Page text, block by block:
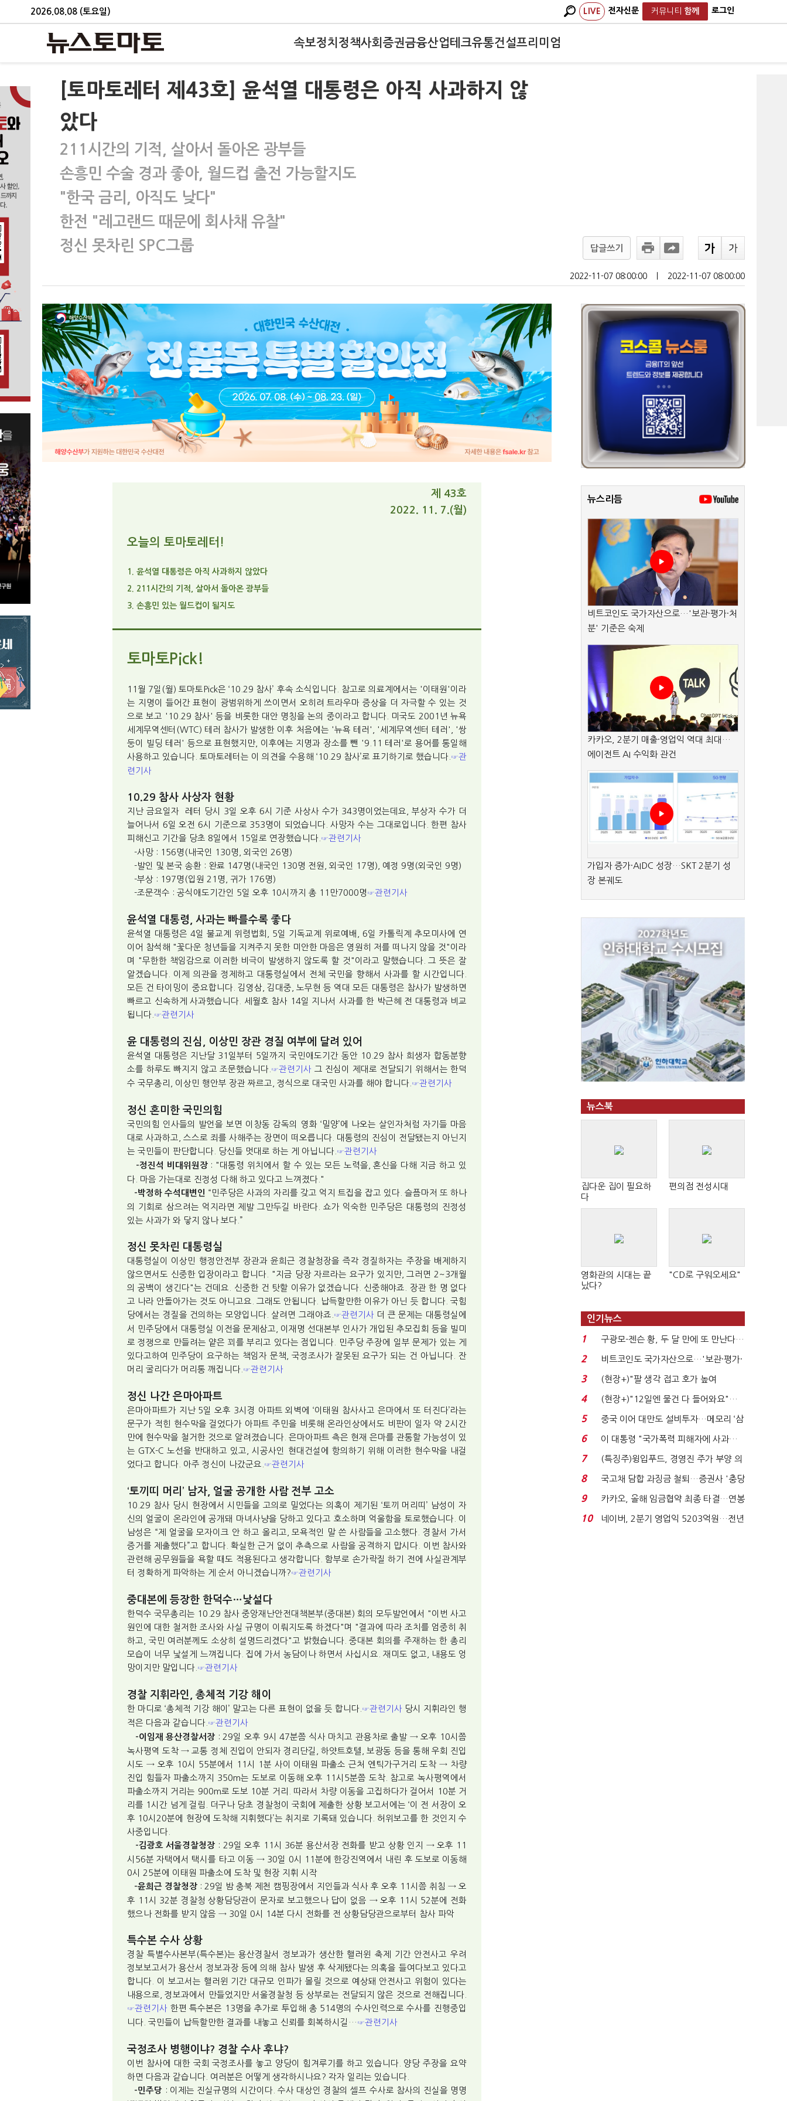
2026.08.08 (토요일) LIVE 전자신문 커뮤니티 함께 로그인
속보정치 정책사회 증권금융산업테크유통건설프리미엄
[토마토레터 제43호] 윤석열 대통령은 아직 사과하지 않
았다
211시간의 기적, 살아서 돌아온 광부들
손흥민 수술 경과 좋아, 월드컵 출전 가능할지도
"한국 금리, 아직도 낮다"
한전 "레고랜드 때문에 회사채 유찰"
정신 못차린 SPC그룹
답글쓰기
2022-11-07 08:00:00 2022-11-07 08:00:00
제 43호
2022. 11. 7.(월)
오늘의 토마토레터!
1. 윤석열 대통령은 아직 사과하지 않았다
2. 211시간의 기적, 살아서 돌아온 광부들
3. 손흥민 있는 월드컵이 될지도
토마토Pick!
11월 7일(월) 토마토Pick은 ‘10.29 참사’ 후속 소식입니다. 참고로 의료계에서는 '이태원'이라
는 지명이 들어간 표현이 광범위하게 쓰이면서 오히려 트라우마 증상을 더 자극할 수 있는 것
으로 보고 '10.29 참사' 등을 비롯한 대안 명칭을 논의 중이라고 합니다. 미국도 2001년 뉴욕
세계무역센터(WTC) 테러 참사가 발생한 이후 처음에는 '뉴욕 테러', '세계무역센터 테러', '쌍
둥이 빌딩 테러' 등으로 표현했지만, 이후에는 지명과 장소를 뺀 '9.11 테러'로 용어를 통일해
사용하고 있습니다. 토마토레터는 이 의견을 수용해 ‘10.29 참사’로 표기하기로 했습니다. ☞관
련기사
10.29 참사 사상자 현황
지난 금요일자 레터 당시 3일 오후 6시 기준 사상사 수가 343명이었는데요, 부상자 수가 더
늘어나서 6일 오전 6시 기준으로 353명이 되었습니다. 사망자 수는 그대로입니다. 한편 참사
피해신고 기간을 당초 8일에서 15일로 연장했습니다. ☞관련기사
-사망 : 156명(내국인 130명, 외국인 26명)
-발인 및 본국 송환 : 완료 147명(내국인 130명 전원, 외국인 17명), 예정 9명(외국인 9명)
-부상 : 197명(입원 21명, 귀가 176명)
-조문객수 : 공식애도기간인 5일 오후 10시까지 총 11만7000명 ☞관련기사
윤석열 대통령, 사과는 빠를수록 좋다
윤석열 대통령은 4일 불교계 위령법회, 5일 기독교계 위로예배, 6일 카톨릭계 추모미사에 연
이어 참석해 "꽃다운 청년들을 지켜주지 못한 미안한 마음은 영원히 저를 떠나지 않을 것"이라
며 "무한한 책임감으로 이러한 비극이 발생하지 않도록 할 것"이라고 말했습니다. 그 뜻은 잘
알겠습니다. 이제 의관을 정제하고 대통령실에서 전체 국민을 향해서 사과를 할 시간입니다.
모든 건 타이밍이 중요합니다. 김영삼, 김대중, 노무현 등 역대 모든 대통령은 참사가 발생하면
빠르고 신속하게 사과했습니다. 세월호 참사 14일 지나서 사과를 한 박근혜 전 대통령과 비교
됩니다. ☞관련기사
윤 대통령의 진심, 이상민 장관 경질 여부에 달려 있어
윤석열 대통령은 지난달 31일부터 5일까지 국민애도기간 동안 10.29 참사 희생자 합동분향
소를 하루도 빠지지 않고 조문했습니다. ☞관련기사 그 진심이 제대로 전달되기 위해서는 한덕
수 국무총리, 이상민 행안부 장관 짜르고, 정식으로 대국민 사과를 해야 합니다. ☞관련기사
정신 혼미한 국민의힘
국민의힘 인사들의 발언을 보면 이창동 감독의 영화 ‘밀양’에 나오는 살인자처럼 자기들 마음
대로 사과하고, 스스로 죄를 사해주는 장면이 떠오릅니다. 대통령의 진심이 전달됐는지 아닌지
는 국민들이 판단합니다. 당신들 멋대로 하는 게 아닙니다. ☞관련기사
-정진석 비대위원장: "대통령 위치에서 할 수 있는 모든 노력을, 혼신을 다해 지금 하고 있
다. 마음 가는대로 진정성 다해 하고 있다고 느껴졌다."
-박정하 수석대변인 “민주당은 사과의 자리를 갖고 억지 트집을 잡고 있다. 슬픔마저 또 하나
의 기회로 삼으려는 억지라면 제발 그만두길 바란다. 쇼가 익숙한 민주당은 대통령의 진정성
있는 사과가 와 닿지 않나 보다.”
정신 못차린 대통령실
대통령실이 이상민 행정안전부 장관과 윤희근 경찰청장을 즉각 경질하자는 주장을 배제하지
않으면서도 신중한 입장이라고 합니다. "지금 당장 자르라는 요구가 있지만, 그러면 2~3개월
의 공백이 생긴다"는 건데요. 신중한 건 탓할 이유가 없겠습니다. 신중해야죠. 장관 한 명 없다
고 나라 안돌아가는 것도 아니고요. 그래도 안됩니다. 납득할만한 이유가 아닌 듯 합니다. 국힘
당에서는 경질을 건의하는 모양입니다. 살려면 그래야죠. ☞관련기사 더 큰 문제는 대통령실에
서 민주당에서 대통령실 이전을 문제삼고, 이재명 선대본부 인사가 개입된 추모집회 등을 빌미
로 정쟁으로 만들려는 얕은 꾀를 부리고 있다는 점입니다. 민주당 주장에 일부 문제가 있는 게
있다고하여 민주당이 요구하는 책임자 문책, 국정조사가 잘못된 요구가 되는 건 아닙니다. 잔
머리 굴리다가 머리통 깨집니다. ☞관련기사
정신 나간 은마아파트
은마아파트가 지난 5일 오후 3시경 아파트 외벽에 ‘이태원 참사사고 은마에서 또 터진다’라는
문구가 적힌 현수막을 걸었다가 아파트 주민을 비롯해 온라인상에서도 비판이 일자 약 2시간
만에 현수막을 철거한 것으로 알려졌습니다. 은마아파트 측은 현재 은마를 관통할 가능성이 있
는 GTX-C 노선을 반대하고 있고, 시공사인 현대건설에 항의하기 위해 이러한 현수막을 내걸
었다고 합니다. 아주 정신이 나갔군요. ☞관련기사
‘토끼띠 머리’ 남자, 얼굴 공개한 사람 전부 고소
10.29 참사 당시 현장에서 시민들을 고의로 밀었다는 의혹이 제기된 ‘토끼 머리띠’ 남성이 자
신의 얼굴이 온라인에 공개돼 마녀사냥을 당하고 있다고 호소하며 억울함을 토로했습니다. 이
남성은 “제 얼굴을 모자이크 안 하고 올리고, 모욕적인 말 쓴 사람들을 고소했다. 경찰서 가서
증거를 제출했다”고 합니다. 확실한 근거 없이 추측으로 사람을 공격하지 맙시다. 이번 참사와
관련해 공무원들을 욕할 때도 적용된다고 생각합니다. 함부로 손가락질 하기 전에 사실관계부
터 정확하게 파악하는 게 순서 아니겠습니까?☞관련기사
중대본에 등장한 한덕수…낯설다
한덕수 국무총리는 10.29 참사 중앙재난안전대책본부(중대본) 회의 모두발언에서 "이번 사고
원인에 대한 철저한 조사와 사실 규명이 이뤄지도록 하겠다"며 "결과에 따라 조치를 엄중히 취
하고, 국민 여러분께도 소상히 설명드리겠다"고 밝혔습니다. 중대본 회의를 주재하는 한 총리
모습이 너무 낯설게 느껴집니다. 집에 가서 농담이나 하면서 사십시요. 재미도 없고, 내용도 엉
망이지만 말입니다. ☞관련기사
경찰 지휘라인, 총체적 기강 해이
한 마디로 ‘총체적 기강 해이’ 말고는 다른 표현이 없을 듯 합니다. ☞관련기사 당시 지휘라인 행
적은 다음과 같습니다. ☞관련기사
-이임재 용산경찰서장 : 29일 오후 9시 47분쯤 식사 마치고 관용차로 출발 → 오후 10시쯤
녹사평역 도착 → 교통 정체 진입이 안되자 경리단길, 하얏트호텔, 보광동 등을 통해 우회 진입
시도 → 오후 10시 55분에서 11시 1분 사이 이태원 파출소 근처 엔틱가구거리 도착 → 차량
진입 힘들자 파출소까지 350m는 도보로 이동해 오후 11시5분쯤 도착. 참고로 녹사평역에서
파출소까지 거리는 900m로 도보 10분 거리. 따라서 차량 이동을 고집하다가 걸어서 10분 거
리를 1시간 넘게 걸림. 더구나 당초 경찰청이 국회에 제출한 상황 보고서에는 ‘이 전 서장이 오
후 10시20분에 현장에 도착해 지휘했다’는 취지로 기록돼 있습니다. 허위보고를 한 것인지 수
사중입니다.
-김광호 서울경찰청장 : 29일 오후 11시 36분 용산서장 전화를 받고 상황 인지 → 오후 11
시56분 자택에서 택시를 타고 이동 → 30일 0시 11분에 한강진역에서 내린 후 도보로 이동해
0시 25분에 이태원 파출소에 도착 및 현장 지휘 시작
-윤희근 경찰청장 : 29일 밤 충북 제천 캠핑장에서 지인들과 식사 후 오후 11시쯤 취침 → 오
후 11시 32분 경찰청 상황담당관이 문자로 보고했으나 답이 없음 → 오후 11시 52분에 전화
했으나 전화를 받지 않음 → 30일 0시 14분 다시 전화를 전 상황담당관으로부터 참사 파악
특수본 수사 상황
경찰 특별수사본부(특수본)는 용산경찰서 정보과가 생산한 핼러윈 축제 기간 안전사고 우려
정보보고서가 용산서 정보과장 등에 의해 참사 발생 후 삭제됐다는 의혹을 들여다보고 있다고
합니다. 이 보고서는 핼러윈 기간 대규모 인파가 몰릴 것으로 예상돼 안전사고 위험이 있다는
내용으로, 정보과에서 만들었지만 서울경찰청 등 상부로는 전달되지 않은 것으로 전해집니다.
☞관련기사 한편 특수본은 13명을 추가로 투입해 총 514명의 수사인력으로 수사를 진행중입
니다. 국민들이 납득할만한 결과를 내놓고 신뢰를 회복하시길… ☞관련기사
국정조사 병행이냐? 경찰 수사 후냐?
이번 참사에 대한 국회 국정조사를 놓고 양당이 힘겨루기를 하고 있습니다. 양당 주장을 요약
하면 다음과 같습니다. 여러분은 어떻게 생각하시나요? 각자 일리는 있습니다.
-민주당 : 이제는 진실규명의 시간이다. 수사 대상인 경찰의 셀프 수사로 참사의 진실을 명명
뉴스리듬
비트코인도 국가자산으로…'보관·평가·처
분' 기준은 숙제
카카오, 2분기 매출·영업익 역대 최대…
에이전트 AI 수익화 관건
가입자 증가·AIDC 성장…SKT 2분기 성
장 본궤도
뉴스북
집다운 집이 필요하
다
편의점 전성시대
영화관의 시대는 끝
났다?
"CD로 구워오세요"
인기뉴스
1
구광모-젠슨 황, 두 달 만에 또 만난다…
로봇·AI 등 논...
2
비트코인도 국가자산으로…'보관·평가·
처분' 기준은 ...
3
(현장+)"팔 생각 접고 호가 높여
요"…'덜 똘똘한 한 채' 20...
4
(현장+)"12일엔 물건 다 들어와요"…
빈 매대 채우며 문 연 ...
5
중국 이어 대만도 설비투자…메모리 ‘삼
국전쟁’
6
이 대통령 "국가폭력 피해자에 사과…
적극적 조사로 진...
7
(특징주)윙입푸드, 경영진 주가 부양 의
지에 상한가...
8
국고채 담합 과징금 철퇴…증권사 '충당
금 폭탄' 우려...
9
카카오, 올해 임금협약 최종 타결…연봉
6.3% 인상·격려...
10
네이버, 2분기 영업익 5203억원…전년